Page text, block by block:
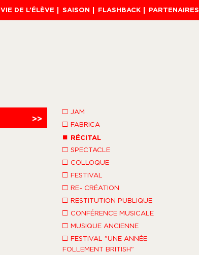
VIE DE L’ÉLÈVE SAISON FLASHBACK PARTENAIRES
>>
□ JAM
□ FABRICA
■ RÉCITAL
□ SPECTACLE
□ COLLOQUE
□ FESTIVAL
□ RE- CRÉATION
□ RESTITUTION PUBLIQUE
□ CONFÉRENCE MUSICALE
□ MUSIQUE ANCIENNE
□ FESTIVAL "UNE ANNÉE
FOLLEMENT BRITISH"